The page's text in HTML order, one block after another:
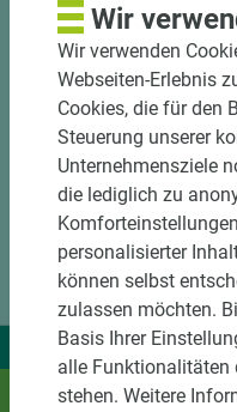
DOWNLOADS
Wir liefern Ideen.
Und das passende Holz
Wir
Wir verwenden
Webseiten-Erlebnis
Cookies, die für den
Steuerung unserer
Unternehmensziele
die lediglich zu
personalisierter
können selbst
zulassen möchten.
Basis Ihrer
alle Funktionalitäten
stehen. Weitere